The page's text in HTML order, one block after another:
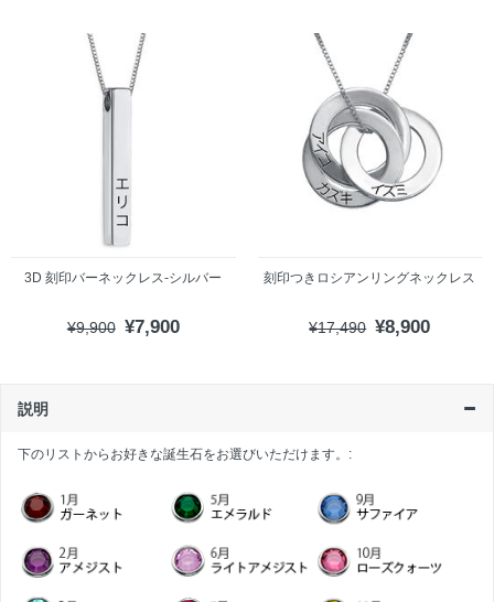
3D 刻印バーネックレス-シルバー
¥9,900 ¥7,900
刻印つきロシアンリングネックレス
¥17,490 ¥8,900
説明
下のリストからお好きな誕生石をお選びいただけます。: